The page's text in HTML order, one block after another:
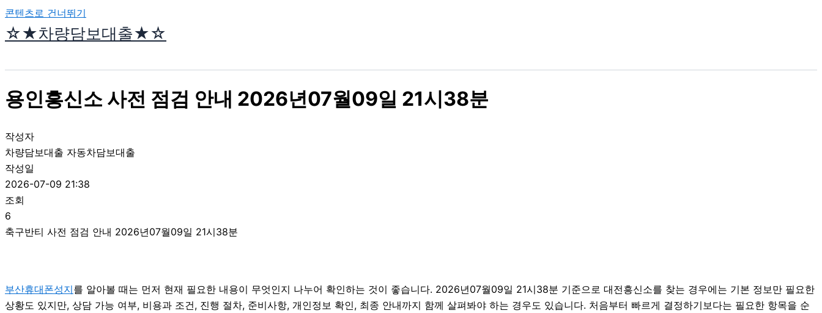
콘텐츠로 건너뛰기
☆★차량담보대출★☆
용인흥신소 사전 점검 안내 2026년07월09일 21시38분
작성자
차량담보대출 자동차담보대출
작성일
2026-07-09 21:38
조회
6
축구반티 사전 점검 안내 2026년07월09일 21시38분
부산휴대폰성지를 알아볼 때는 먼저 현재 필요한 내용이 무엇인지 나누어 확인하는 것이 좋습니다. 2026년07월09일 21시38분 기준으로 대전흥신소를 찾는 경우에는 기본 정보만 필요한
상황도 있지만, 상담 가능 여부, 비용과 조건, 진행 절차, 준비사항, 개인정보 확인, 최종 안내까지 함께 살펴봐야 하는 경우도 있습니다. 처음부터 빠르게 결정하기보다는 필요한 항목을 순